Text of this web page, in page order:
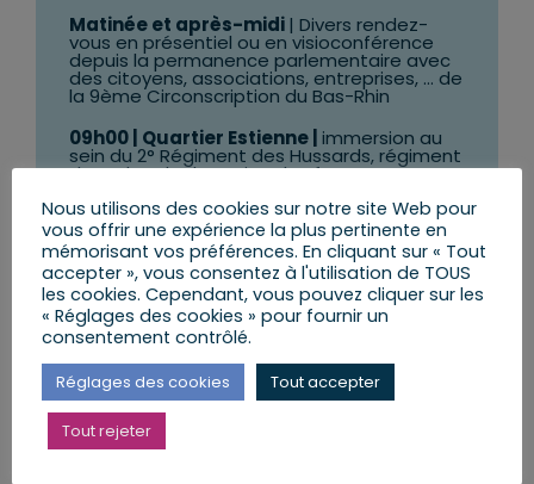
Matinée et après-midi| Divers rendez-
vous en présentiel ou en visioconférence
depuis la permanence parlementaire avec
des citoyens, associations, entreprises, … de
la 9ème Circonscription du Bas-Rhin
09h00 | Quartier Estienne | immersion au
sein du 2° Régiment des Hussards, régiment
de recherche humaine des forces terrestres
14h00| Permanence du député ou de son
équipe àNIEDERSCHAEFFOLSHEIM
15h30 | Permanence du député ou de son
équipe àSCHWEIGHOUSE
Nous utilisons des cookies sur notre site Web pour
vous offrir une expérience la plus pertinente en
mémorisant vos préférences. En cliquant sur « Tout
accepter », vous consentez à l'utilisation de TOUS
les cookies. Cependant, vous pouvez cliquer sur les
« Réglages des cookies » pour fournir un
consentement contrôlé.
Réglages des cookies Tout accepter
Tout rejeter